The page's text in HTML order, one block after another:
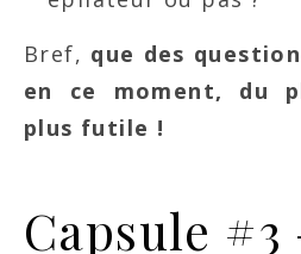
Bref, que des
en ce moment, du
plus futile !
Capsule #3